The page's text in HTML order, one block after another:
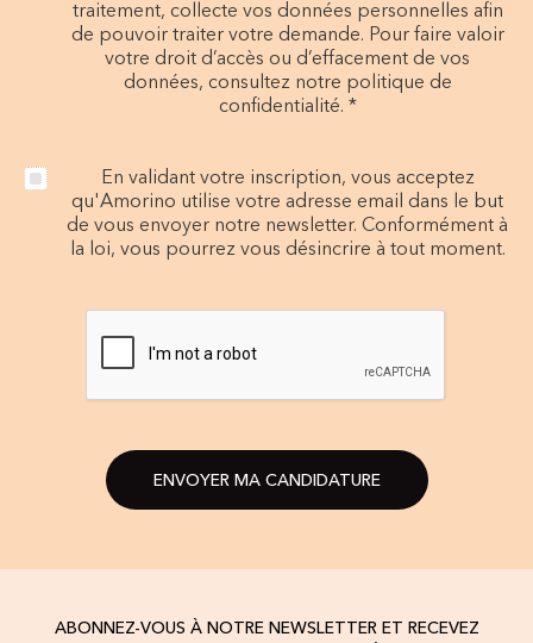
traitement, collecte vos données personnelles afin
de pouvoir traiter votre demande. Pour faire valoir
votre droit d’accès ou d’effacement de vos
données, consultez notre politique de
confidentialité. *
En validant votre inscription, vous acceptez
qu'Amorino utilise votre adresse email dans le but
de vous envoyer notre newsletter. Conformément à
la loi, vous pourrez vous désincrire à tout moment.
ENVOYER MA CANDIDATURE
ABONNEZ-VOUS À NOTRE NEWSLETTER ET RECEVEZ